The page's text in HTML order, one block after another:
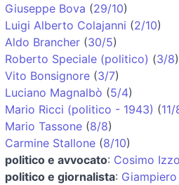
Giuseppe Bova (29/10)
Luigi Alberto Colajanni (2/10)
Aldo Brancher (30/5)
Roberto Speciale (politico) (3/8)
Vito Bonsignore (3/7)
Luciano Magnalbò (5/4)
Mario Ricci (politico - 1943) (11/
Mario Tassone (8/8)
Carmine Stallone (8/10)
politico e avvocato: Cosimo Izzo
politico e giornalista: